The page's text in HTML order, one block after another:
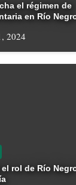
el régimen de
en Río
2024
rol de Río